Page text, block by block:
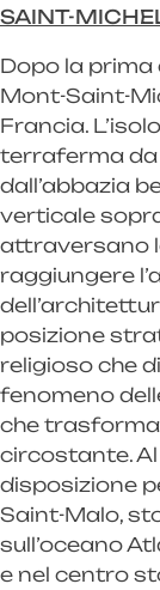
SAINT-
Dopo la prima
Mont-Saint-
Francia.
terraferma da
dall’abbazia
verticale
attraversano
raggiungere
posizione
religioso che
fenomeno
che
circostante.
disposizione
Saint-Malo,
sull’oceano
e nel centro